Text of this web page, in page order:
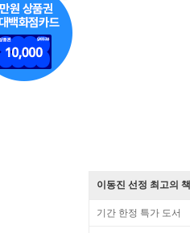
이동진 선정 최고의 책
기간 한정 특가 도서